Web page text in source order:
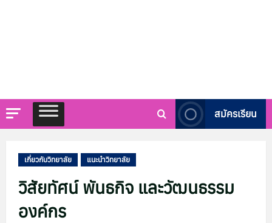
สมัครเรียน
เกี่ยวกับวิทยาลัย แนะนำวิทยาลัย
วิสัยทัศน์ พันธกิจ และวัฒนธรรม
องค์กร